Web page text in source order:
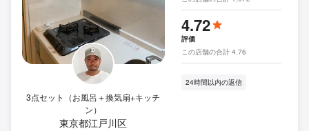
3点セット（お風呂＋換気扇+キッチ
ン）
東京都江戸川区
4.72
評価
この店舗の合計 4.76
24時間以内の返信